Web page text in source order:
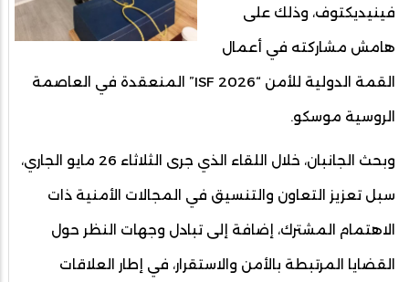
فينيديكتوف، وذلك على
هامش مشاركته في أعمال
القمة الدولية للأمن “ISF 2026” المنعقدة في العاصمة
الروسية موسكو.
وبحث الجانبان، خلال اللقاء الذي جرى الثلاثاء 26 مايو الجاري،
سبل تعزيز التعاون والتنسيق في المجالات الأمنية ذات
الاهتمام المشترك، إضافة إلى تبادل وجهات النظر حول
القضايا المرتبطة بالأمن والاستقرار، في إطار العلاقات